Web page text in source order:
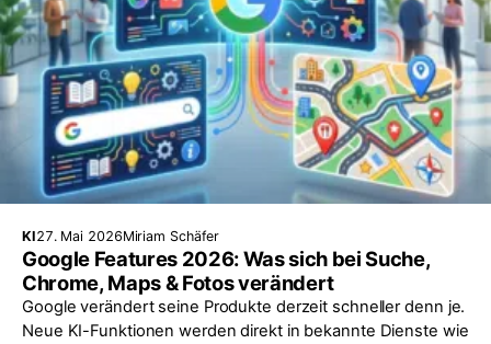
KI27. Mai 2026Miriam Schäfer
Google Features 2026: Was sich bei Suche,
Chrome, Maps & Fotos verändert
Google verändert seine Produkte derzeit schneller denn je.
Neue KI-Funktionen werden direkt in bekannte Dienste wie